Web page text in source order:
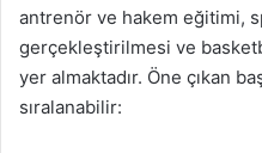
antrenör ve hakem eğitimi,
gerçekleştirilmesi ve
yer almaktadır. Öne çıkan
sıralanabilir: